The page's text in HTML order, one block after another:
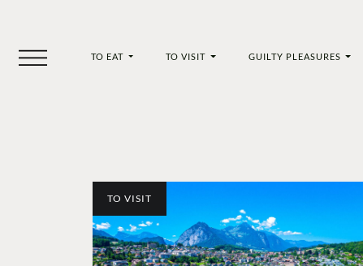
TO EAT TO VISIT GUILTY PLEASURES
TO VISIT